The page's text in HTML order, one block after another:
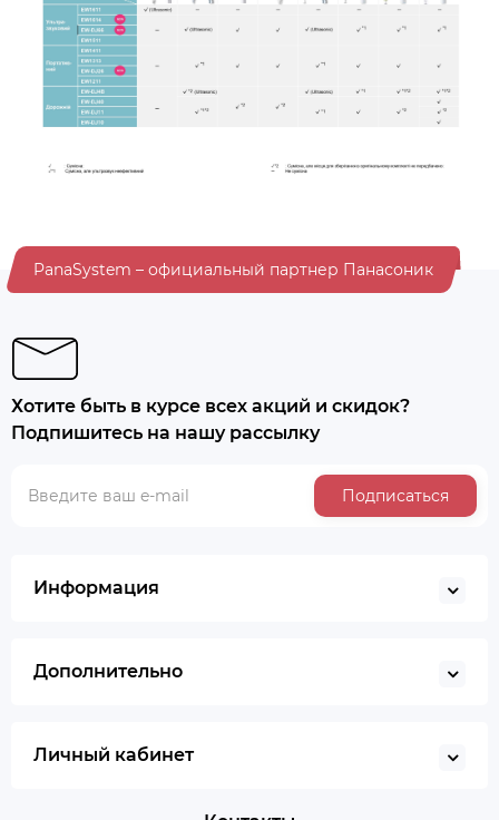
PanaSystem – официальный партнер Панасоник
Хотите быть в курсе всех акций и скидок?
Подпишитесь на нашу рассылку
Подписаться
Информация
Дополнительно
Личный кабинет